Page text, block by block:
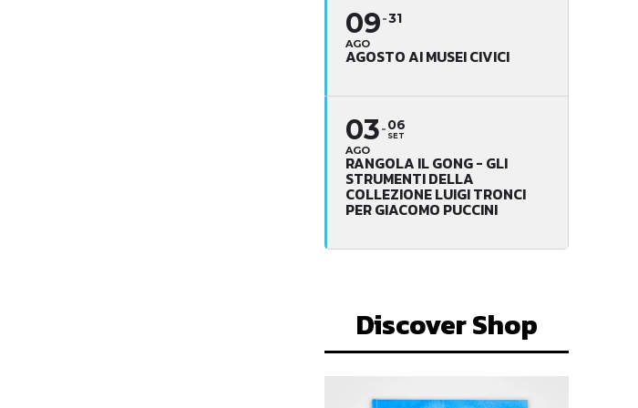
09
AGO
31
AGOSTO AI MUSEI CIVICI
03
AGO
06
SET
RANGOLA IL GONG - GLI
STRUMENTI DELLA
COLLEZIONE LUIGI TRONCI
PER GIACOMO PUCCINI
Discover Shop